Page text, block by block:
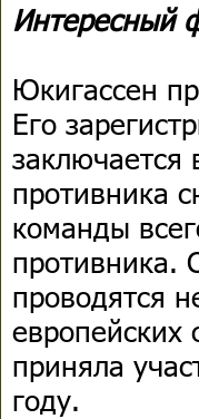
Интересный
Юкигассен
Его
заключается
противника
команды
противника.
проводятся
европейских
приняла
году.